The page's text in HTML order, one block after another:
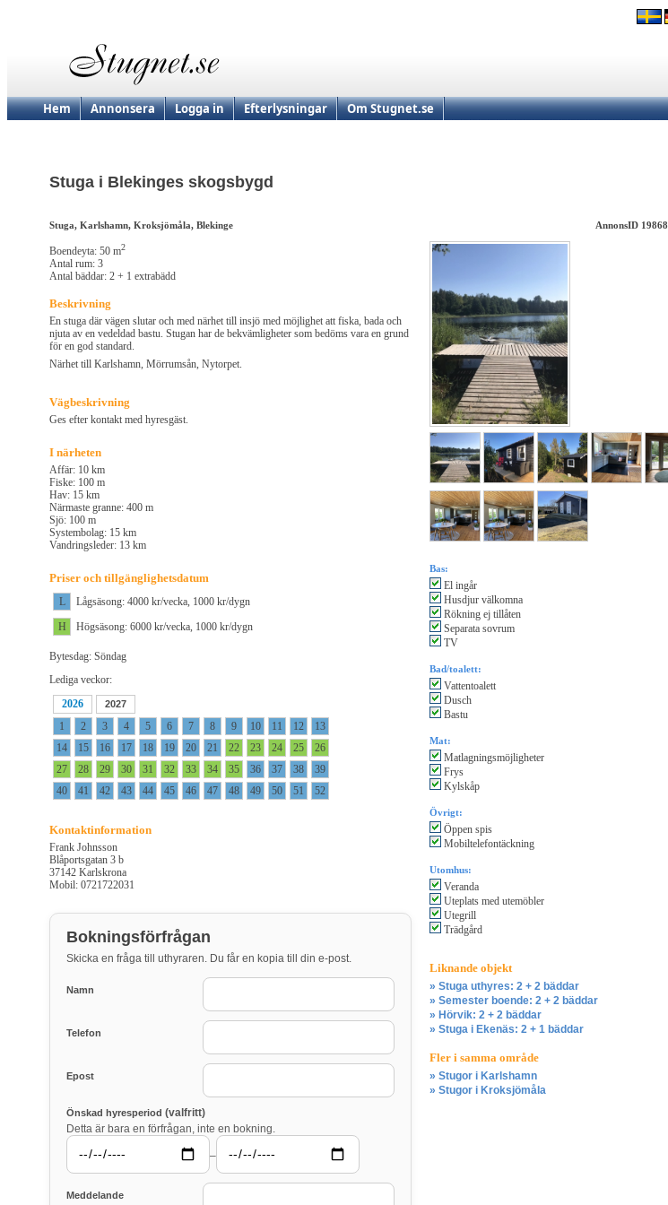
Hem Annonsera Logga in Efterlysningar Om Stugnet.se
Stuga i Blekinges skogsbygd
Stuga, Karlshamn, Kroksjömåla, Blekinge AnnonsID 19868
Boendeyta: 50 m2
Antal rum: 3
Antal bäddar: 2 + 1 extrabädd
Beskrivning
En stuga där vägen slutar och med närhet till insjö med möjlighet att fiska, bada och
njuta av en vedeldad bastu. Stugan har de bekvämligheter som bedöms vara en grund
för en god standard.
Närhet till Karlshamn, Mörrumsån, Nytorpet.
Vägbeskrivning
Ges efter kontakt med hyresgäst.
I närheten
Affär: 10 km
Fiske: 100 m
Hav: 15 km
Närmaste granne: 400 m
Sjö: 100 m
Systembolag: 15 km
Vandringsleder: 13 km
Priser och tillgänglighetsdatum
L
Lågsäsong: 4000 kr/vecka, 1000 kr/dygn
H
Högsäsong: 6000 kr/vecka, 1000 kr/dygn
Bytesdag: Söndag
Lediga veckor:
2026
2027
1 2 3 4 5 6 7 8 9 10 11 12
13
14
15 16 17 18 19 20 21 22 23 24 25
26
27
28 29 30 31 32 33 34 35 36 37 38
39
40
41 42 43 44 45 46 47 48 49 50 51 52
Kontaktinformation
Frank Johnsson
Blåportsgatan 3 b
37142 Karlskrona
Mobil: 0721722031
Bokningsförfrågan
Skicka en fråga till uthyraren. Du får en kopia till din e-post.
Namn
Telefon
Epost
Önskad hyresperiod (valfritt)
Detta är bara en förfrågan, inte en bokning.
–
Meddelande
Bas:
El ingår
Husdjur välkomna
Rökning ej tillåten
Separata sovrum
TV
Bad/toalett:
Vattentoalett
Dusch
Bastu
Mat:
Matlagningsmöjligheter
Frys
Kylskåp
Övrigt:
Öppen spis
Mobiltelefontäckning
Utomhus:
Veranda
Uteplats med utemöbler
Utegrill
Trädgård
Liknande objekt
» Stuga uthyres: 2 + 2 bäddar
» Semester boende: 2 + 2 bäddar
» Hörvik: 2 + 2 bäddar
» Stuga i Ekenäs: 2 + 1 bäddar
Fler i samma område
» Stugor i Karlshamn
» Stugor i Kroksjömåla